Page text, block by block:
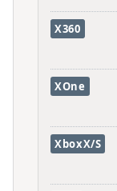
X360
XOne
XboxX/S